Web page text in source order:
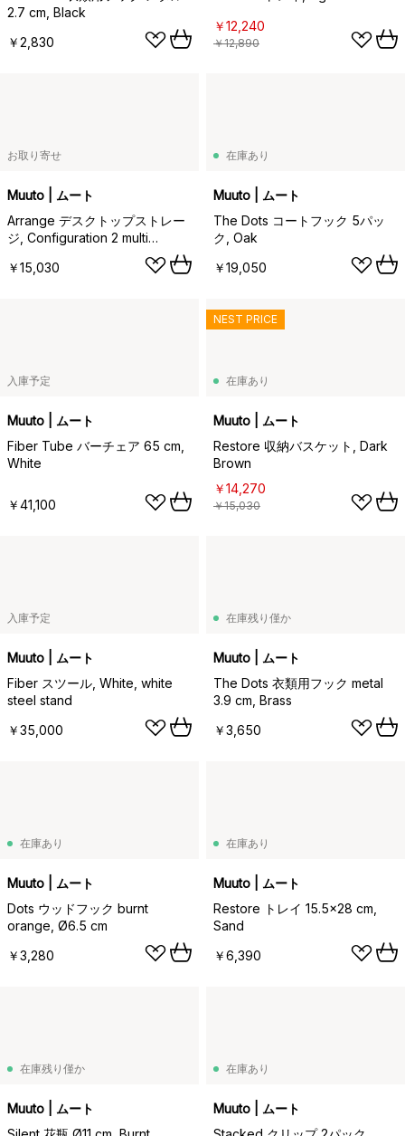
2.7 cm, Black
￥2,830
￥12,240
￥12,890
お取り寄せ
Muuto | ムート
Arrange デスクトップストレー
ジ, Configuration 2 multi
￥15,030
在庫あり
Muuto | ムート
The Dots コートフック 5パッ
ク, Oak
￥19,050
入庫予定
Muuto | ムート
Fiber Tube バーチェア 65 cm,
White
￥41,100
在庫あり
Muuto | ムート
Restore 収納バスケット, Dark
Brown
￥14,270
￥15,030
NEST PRICE
入庫予定
Muuto | ムート
Fiber スツール, White, white
steel stand
￥35,000
在庫残り僅か
Muuto | ムート
The Dots 衣類用フック metal
3.9 cm, Brass
￥3,650
在庫あり
Muuto | ムート
Dots ウッドフック burnt
orange, Ø6.5 cm
￥3,280
在庫あり
Muuto | ムート
Restore トレイ 15.5x28 cm,
Sand
￥6,390
在庫残り僅か
Muuto | ムート
在庫あり
Muuto | ムート